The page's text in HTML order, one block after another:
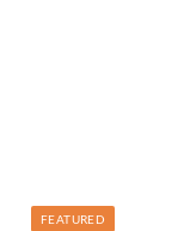
FEATURED